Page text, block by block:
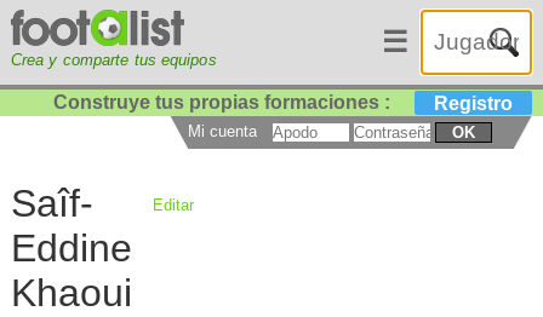
Crea y comparte tus equipos
☰
Construye tus propias formaciones : Registro
Mi cuenta OK
Saîf-
Eddine
Khaoui
Editar